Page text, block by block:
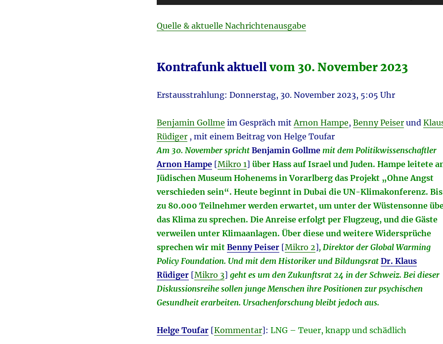
Player
Hoch/
Quelle & aktuelle Nachrichtenausgabe
Kontrafunk aktuellvom 30. November 2023
Erstausstrahlung: Donnerstag, 30. November 2023, 5:05 Uhr
Benjamin Gollme im Gespräch mitArnon Hampe, Benny Peiserund
Rüdiger, mit einem Beitrag von Helge Toufar
Am 30. November spricht Benjamin Gollmemit dem Politikwissenschaftler
Arnon Hampe[Mikro 1] über Hass auf Israel und Juden. Hampe leitete
Jüdischen Museum Hohenems in Vorarlberg das Projekt „Ohne Angst
verschieden sein“. Heute beginnt in Dubai die UN-Klimakonferenz. Bis
zu 80.000 Teilnehmer werden erwartet, um unter der Wüstensonne
das Klima zu sprechen. Die Anreise erfolgt per Flugzeug, und die Gäste
verweilen unter Klimaanlagen. Über diese und weitere Widersprüche
sprechen wir mit Benny Peiser[Mikro 2], Direktor der Global Warming
Policy Foundation. Und mit dem Historiker und Bildungsrat Dr. Klaus
Rüdiger[Mikro 3] geht es um den Zukunftsrat 24 in der Schweiz. Bei dieser
Diskussionsreihe sollen junge Menschen ihre Positionen zur psychischen
Gesundheit erarbeiten. Ursachenforschung bleibt jedoch aus.
Helge Toufar[Kommentar]: LNG – Teuer, knapp und schädlich